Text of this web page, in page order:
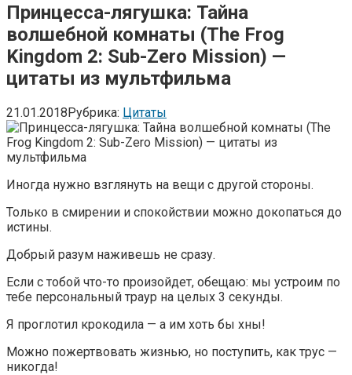
Принцесса-лягушка: Тайна
волшебной комнаты (The Frog
Kingdom 2: Sub-Zero Mission) —
цитаты из мультфильма
21.01.2018Рубрика: Цитаты
Иногда нужно взглянуть на вещи с другой стороны.
Только в смирении и спокойствии можно докопаться до
истины.
Добрый разум наживешь не сразу.
Если с тобой что-то произойдет, обещаю: мы устроим по
тебе персональный траур на целых 3 секунды.
Я проглотил крокодила — а им хоть бы хны!
Можно пожертвовать жизнью, но поступить, как трус —
никогда!